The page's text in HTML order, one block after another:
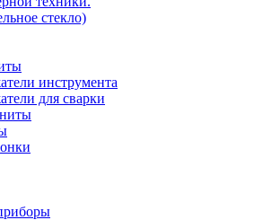
стекло)
инструмента
для сварки